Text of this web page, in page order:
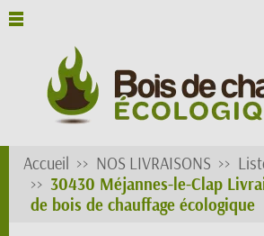
Accueil NOS LIVRAISONS
30430 Méjannes-le-Clap
de bois de chauffage écologique